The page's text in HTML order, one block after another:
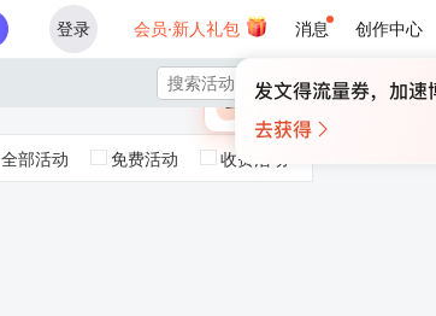
登录 会员·新人礼包 消息 创作中心
×
🎁
未登录

全部活动 免费活动 收费活动